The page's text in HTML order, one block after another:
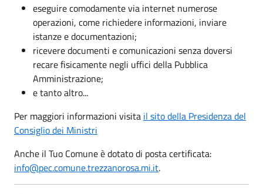
eseguire comodamente via internet numerose
operazioni, come richiedere informazioni, inviare
istanze e documentazioni;
ricevere documenti e comunicazioni senza doversi
recare fisicamente negli uffici della Pubblica
Amministrazione;
e tanto altro...
Per maggiori informazioni visita il sito della Presidenza del
Consiglio dei Ministri
Anche il Tuo Comune è dotato di posta certificata:
info@pec.comune.trezzanorosa.mi.it.